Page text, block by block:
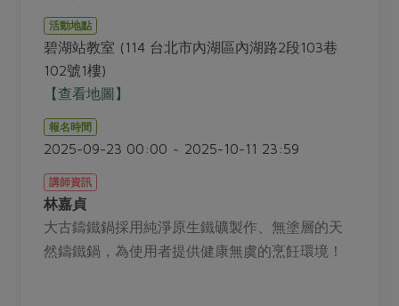
畜產肉類
水畜加工品
調理食材・點心
調味醬料/南北貨
保健食品
居家好物
料理方式
烘焙．點心
醬料
湯品．鍋物
涼拌沙拉
飲品
當季產品
合作25-經典快閃最後一週
合作25-精選產品第四彈
合作25-精選產品第三彈
更多當季產品
議題活動
主婦聯盟X樂齡網特約優惠案
30%rPET紅烏龍茶
廚房瑜伽
關注議題
非基改運動
廢核運動
減添加物
公益金 食農教育
員工與求才
產品檢驗
自主把關
檢驗報告
社員權益
合作社法規
活動地點
碧湖站教室 (114 台北市內湖區內湖路2段103巷
102號1樓)
【查看地圖】
報名時間
2025-09-23 00:00 ~ 2025-10-11 23:59
講師資訊
林嘉貞
大古鑄鐵鍋採用純淨原生鐵礦製作、無塗層的天
然鑄鐵鍋，為使用者提供健康無虞的烹飪環境！